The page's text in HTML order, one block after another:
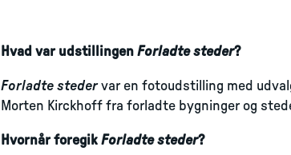
Hvad var udstillingen Forladte steder?
Forladte stedervar en fotoudstilling med
Morten Kirckhoff fra forladte bygninger og
Hvornår foregik Forladte steder?